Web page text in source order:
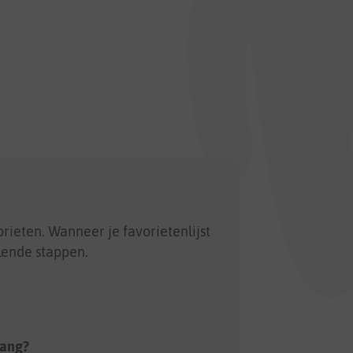
Wanneer je favorietenlijst
stappen.